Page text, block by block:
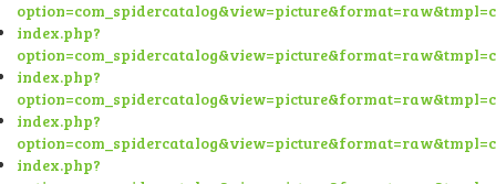
index.php?
index.php?
index.php?
index.php?